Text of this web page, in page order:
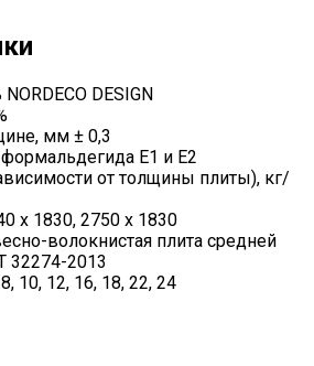
NORDECO DESIGN
мм ± 0,3
Е1 и E2
от толщины плиты), кг/
х 1830, 2750 х 1830
волокнистая плита средней
32274-2013
10, 12, 16, 18, 22, 24